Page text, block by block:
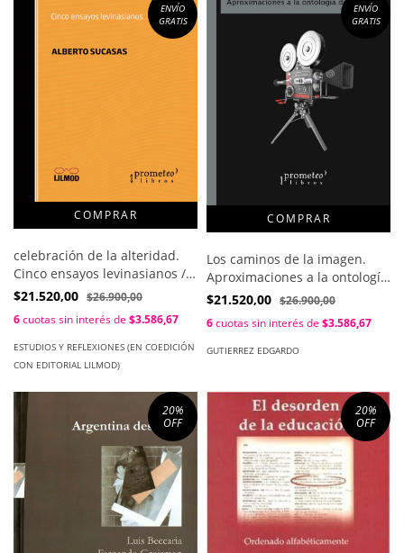
ENVÍO
GRATIS
celebración de la alteridad.
Cinco ensayos levinasianos /
Sucasas Alberto
$21.520,00 $26.900,00
6cuotas sin interés de $3.586,67
ESTUDIOS Y REFLEXIONES (EN COEDICIÓN
CON EDITORIAL LILMOD)
ENVÍO
GRATIS
Los caminos de la imagen.
Aproximaciones a la ontología
del cine / Gutierrez Edgardo
$21.520,00 $26.900,00
6cuotas sin interés de $3.586,67
GUTIERREZ EDGARDO
20%
OFF
20%
OFF